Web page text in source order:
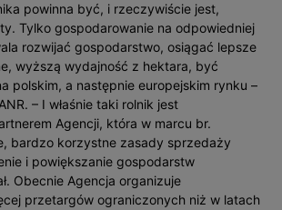
powinna być, i rzeczywiście jest,
Tylko gospodarowanie na odpowiedniej
rozwijać gospodarstwo, osiągać lepsze
wyższą wydajność z hektara, być
polskim, a następnie europejskim rynku –
– I właśnie taki rolnik jest
Agencji, która w marcu br.
bardzo korzystne zasady sprzedaży
i powiększanie gospodarstw
Obecnie Agencja organizuje
przetargów ograniczonych niż w latach